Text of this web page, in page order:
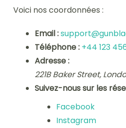
Voici nos coordonnées :
Email :
Téléphone : +44 123
Adresse :
221B Baker Street,
Suivez-nous sur les
Facebook
Instagram